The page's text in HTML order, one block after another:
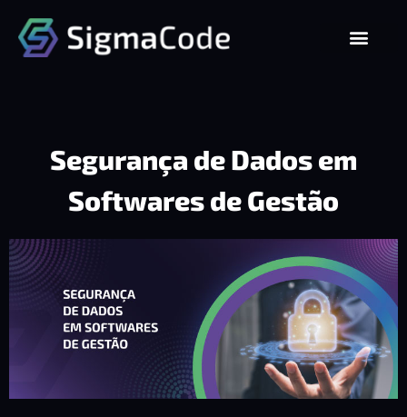
Segurança de Dados em
Softwares de Gestão